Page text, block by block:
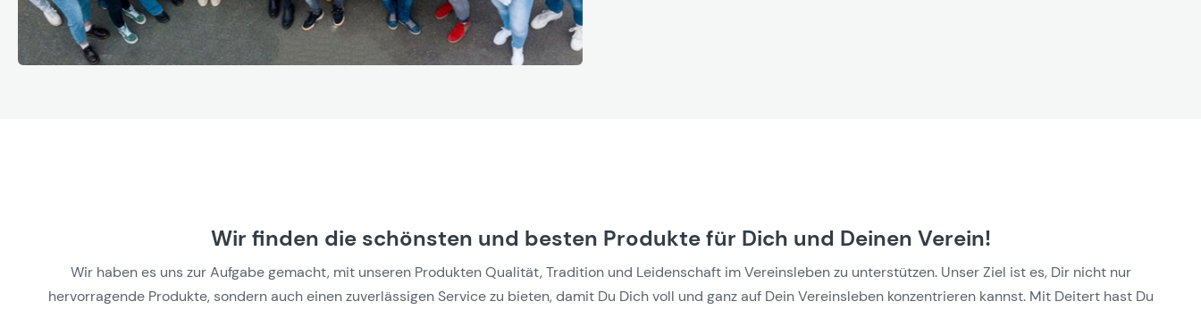
Wir finden die schönsten und besten Produkte für Dich und Deinen Verein!
Wir haben es uns zur Aufgabe gemacht, mit unseren Produkten Qualität, Tradition und Leidenschaft im Vereinsleben zu unterstützen. Unser Ziel ist es, Dir nicht nur
hervorragende Produkte, sondern auch einen zuverlässigen Service zu bieten, damit Du Dich voll und ganz auf Dein Vereinsleben konzentrieren kannst. Mit Deitert hast Du